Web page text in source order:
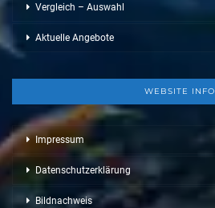
Vergleich – Auswahl
Aktuelle Angebote
WEBSITE INFO
Impressum
Datenschutzerklärung
Bildnachweis